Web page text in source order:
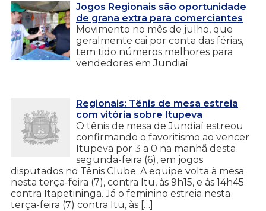
Jogos Regionais são oportunidade
de grana extra para comerciantes
Movimento no mês de julho, que
geralmente cai por conta das férias,
tem tido números melhores para
vendedores em Jundiaí
Regionais: Tênis de mesa estreia
com vitória sobre Itupeva
O tênis de mesa de Jundiaí estreou
confirmando o favoritismo ao vencer
Itupeva por 3 a 0 na manhã desta
segunda-feira (6), em jogos
disputados no Tênis Clube. A equipe volta à mesa
nesta terça-feira (7), contra Itu, às 9h15, e às 14h45
contra Itapetininga. Já o feminino estreia nesta
terça-feira (7) contra Itu, às […]